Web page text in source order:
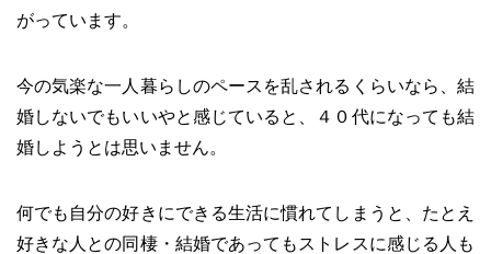
がっています。
今の気楽な一人暮らしのペースを乱されるくらいなら、結
婚しないでもいいやと感じていると、４０代になっても結
婚しようとは思いません。
何でも自分の好きにできる生活に慣れてしまうと、たとえ
好きな人との同棲・結婚であってもストレスに感じる人も